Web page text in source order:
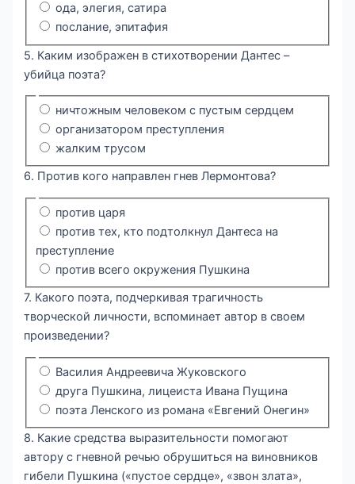
ода, элегия, сатира
послание, эпитафия
5. Каким изображен в стихотворении Дантес –
убийца поэта?
ничтожным человеком с пустым сердцем
организатором преступления
жалким трусом
6. Против кого направлен гнев Лермонтова?
против царя
против тех, кто подтолкнул Дантеса на
преступление
против всего окружения Пушкина
7. Какого поэта, подчеркивая трагичность
творческой личности, вспоминает автор в своем
произведении?
Василия Андреевича Жуковского
друга Пушкина, лицеиста Ивана Пущина
поэта Ленского из романа «Евгений Онегин»
8. Какие средства выразительности помогают
автору с гневной речью обрушиться на виновников
гибели Пушкина («пустое сердце», «звон злата»,